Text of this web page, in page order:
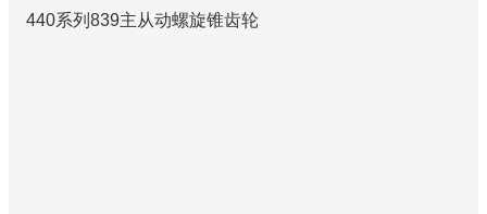
440系列839主从动螺旋锥齿轮